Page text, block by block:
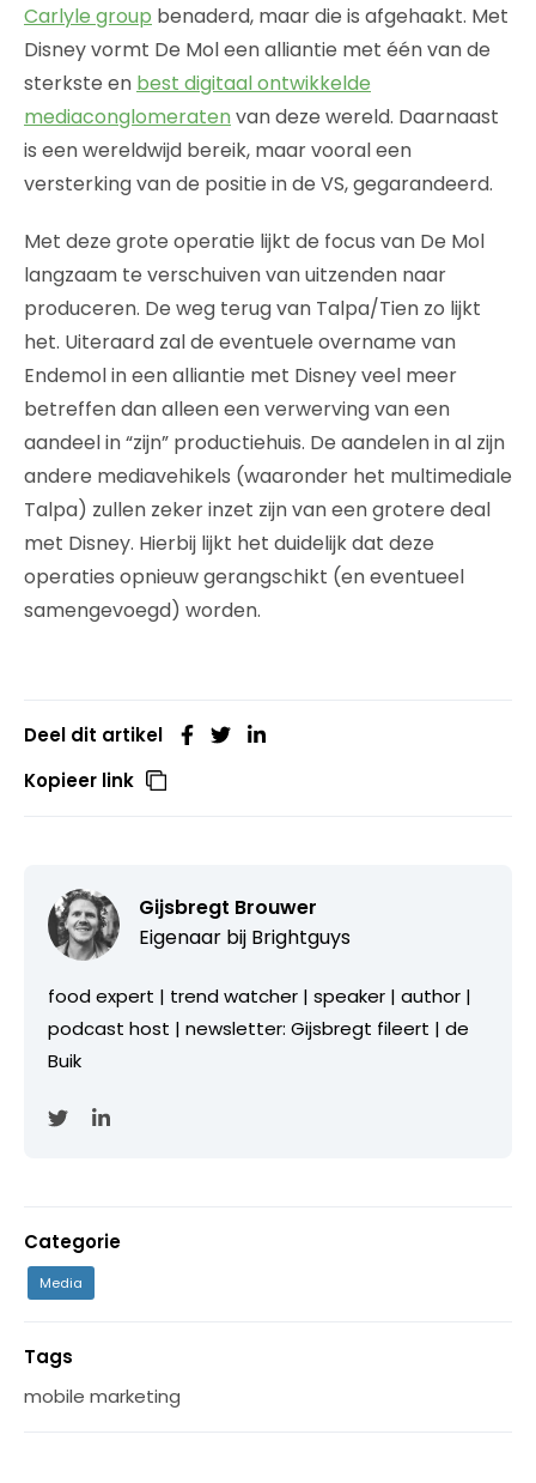
Carlyle group benaderd, maar die is afgehaakt. Met
Disney vormt De Mol een alliantie met één van de
sterkste en best digitaal ontwikkelde
mediaconglomeraten van deze wereld. Daarnaast
is een wereldwijd bereik, maar vooral een
versterking van de positie in de VS, gegarandeerd.
Met deze grote operatie lijkt de focus van De Mol
langzaam te verschuiven van uitzenden naar
produceren. De weg terug van Talpa/Tien zo lijkt
het. Uiteraard zal de eventuele overname van
Endemol in een alliantie met Disney veel meer
betreffen dan alleen een verwerving van een
aandeel in “zijn” productiehuis. De aandelen in al zijn
andere mediavehikels (waaronder het multimediale
Talpa) zullen zeker inzet zijn van een grotere deal
met Disney. Hierbij lijkt het duidelijk dat deze
operaties opnieuw gerangschikt (en eventueel
samengevoegd) worden.
Deel dit artikel
Kopieer link
Gijsbregt Brouwer
Eigenaar bij Brightguys
food expert | trend watcher | speaker | author |
podcast host | newsletter: Gijsbregt fileert | de
Buik
Categorie
Media
Tags
mobile marketing